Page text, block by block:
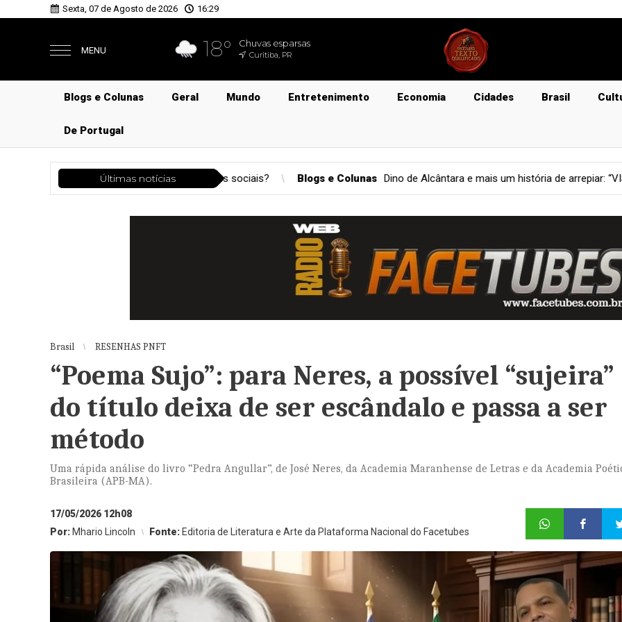
Sexta, 07 de Agosto de 2026 16:29
MENU 18° Chuvas esparsas
Curitiba, PR
Blogs e Colunas Geral Mundo Entretenimento Economia Cidades Brasil
De Portugal
Últimas notícias
Blogs e Colunas Dino de Alcântara e mais um história de arrepiar: “VISÃO DO PECADO” Justiça A
Brasil RESENHAS PNFT
“Poema Sujo”: para Neres, a possível “sujeira”
do título deixa de ser escândalo e passa a ser
método
Uma rápida análise do livro “Pedra Angullar”, de José Neres, da Academia Maranhense de Letras e da Academia
Brasileira (APB-MA).
17/05/2026 12h08
Por: Mhario Lincoln Fonte: Editoria de Literatura e Arte da Plataforma Nacional do Facetubes